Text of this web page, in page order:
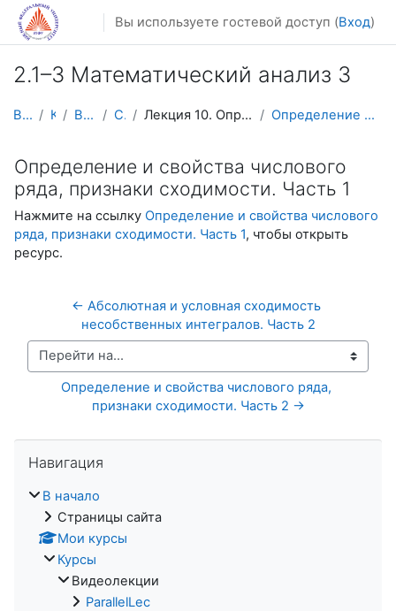
Перейти к основному содержанию
Вы используете гостевой доступ (Вход)
2.1–3 Математический анализ 3
В начало Курсы Видеолекции Calculus3 Лекция 10. Определение и свойства числового ряда, ... Определение и свойства числового ряда, признаки сх...
Определение и свойства числового
ряда, признаки сходимости. Часть 1
Нажмите на ссылку Определение и свойства числового
ряда, признаки сходимости. Часть 1, чтобы открыть
ресурс.
← Абсолютная и условная сходимость
несобственных интегралов. Часть 2
Перейти на...
Определение и свойства числового ряда,
признаки сходимости. Часть 2 →
Навигация
В начало
Страницы сайта
Мои курсы
Курсы
Видеолекции
ParallelLec